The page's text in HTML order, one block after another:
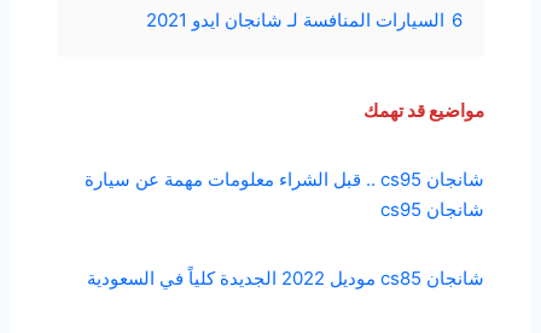
6 السيارات المنافسة لـ شانجان ايدو 2021
مواضيع قد تهمك
شانجان cs95 .. قبل الشراء معلومات مهمة عن سيارة
شانجان cs95
شانجان cs85 موديل 2022 الجديدة كلياً في السعودية